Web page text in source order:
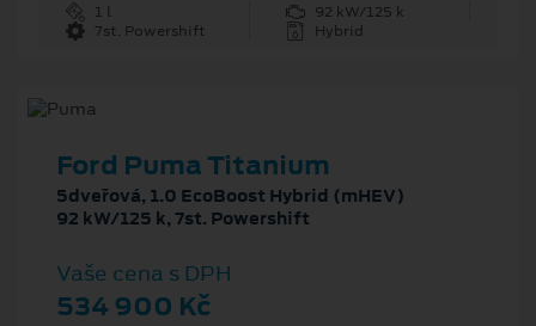
1 l
92 kW/125 k
7st. Powershift
Hybrid
Ford Puma Titanium
5dveřová, 1.0 EcoBoost Hybrid (mHEV)
92 kW/125 k, 7st. Powershift
Vaše cena s DPH
534 900 Kč